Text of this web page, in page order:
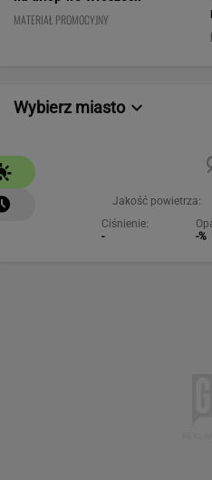
MATERIAŁ PROMOCYJNY
Wybierz miasto
Jakość powietrza:
Ciśnienie:
-
-%